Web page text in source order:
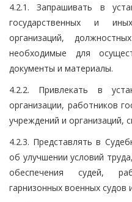
4.2.1. Запрашивать в
государственных и
организаций,
необходимые для
документы и материалы.
4.2.2. Привлекать в
организации, работников
учреждений и организаций,
4.2.3. Представлять в
об улучшении условий
обеспечения судей,
гарнизонных военных судов